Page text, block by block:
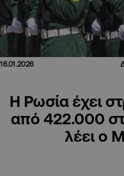
16.01.2026
Η Ρωσία έχει
από 422.000
λέει ο